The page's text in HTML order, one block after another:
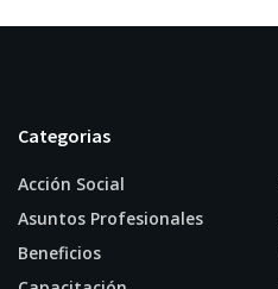
Categorias
Acción Social
Asuntos Profesionales
Beneficios